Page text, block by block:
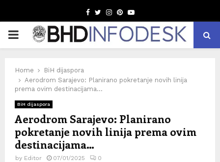
Facebook
TwitterInstagram
Pinterest
Youtube
PRIMARY
Home
BiH dijaspora
Aerodrom Sarajevo: Planirano pokretanje novih linija
prema ovim destinacijama…
BiH dijaspora
Aerodrom Sarajevo: Planirano
pokretanje novih linija prema ovim
destinacijama…
by Editor 07/01/2025 0